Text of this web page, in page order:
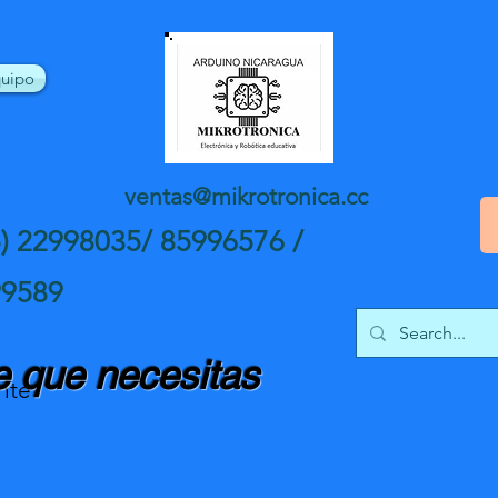
22998035/ 85996576 /
ventas@mikrotronica.cc
que necesitas